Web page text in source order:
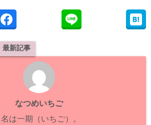
最新記事
なつめいちご
は一期（いちご）。